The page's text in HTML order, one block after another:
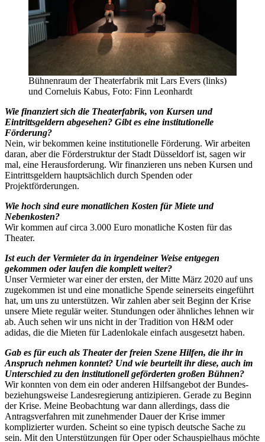
Bühnenraum der Theaterfabrik mit Lars Evers (links)
und Corneluis Kabus, Foto: Finn Leonhardt
Wie finanziert sich die Theaterfabrik, von Kursen und
Eintrittsgeldern abgesehen? Gibt es eine institutionelle
Förderung?
Nein, wir bekommen keine institutionelle Förderung. Wir arbeiten
daran, aber die Förderstruktur der Stadt Düsseldorf ist, sagen wir
mal, eine Herausforderung. Wir finanzieren uns neben Kursen und
Eintrittsgeldern hauptsächlich durch Spenden oder
Projektförderungen.
Wie hoch sind eure monatlichen Kosten für Miete und
Nebenkosten?
Wir kommen auf circa 3.000 Euro monatliche Kosten für das
Theater.
Ist euch der Vermieter da in irgendeiner Weise entgegen
gekommen oder laufen die komplett weiter?
Unser Vermieter war einer der ersten, der Mitte März 2020 auf uns
zugekommen ist und eine monatliche Spende seinerseits eingeführt
hat, um uns zu unterstützen. Wir zahlen aber seit Beginn der Krise
unsere Miete regulär weiter. Stundungen oder ähnliches lehnen wir
ab. Auch sehen wir uns nicht in der Tradition von H&M oder
adidas, die die Mieten für Ladenlokale einfach ausgesetzt haben.
Gab es für euch als Theater der freien Szene Hilfen, die ihr in
Anspruch nehmen konntet? Und wie beurteilt ihr diese, auch im
Unterschied zu den institutionell geförderten großen Bühnen?
Wir konnten von dem ein oder anderen Hilfsangebot der Bundes-
beziehungsweise Landesregierung antizipieren. Gerade zu Beginn
der Krise. Meine Beobachtung war dann allerdings, dass die
Antragsverfahren mit zunehmender Dauer der Krise immer
komplizierter wurden. Scheint so eine typisch deutsche Sache zu
sein. Mit den Unterstützungen für Oper oder Schauspielhaus möchte